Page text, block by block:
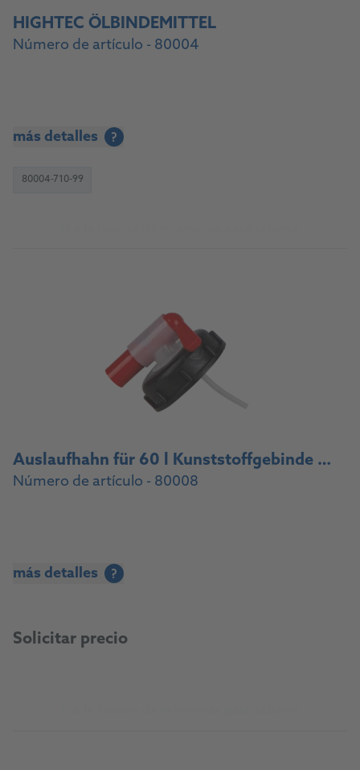
HIGHTEC ÖLBINDEMITTEL
Número de artículo - 80004
más detalles ?
80004-710-99
Auslaufhahn für 60 l Kunststoffgebinde / Drain cock for 60 l plastic container
Número de artículo - 80008
más detalles ?
Solicitar precio